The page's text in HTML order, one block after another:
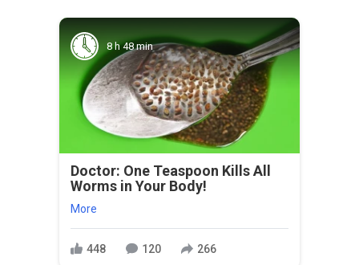
8 h 48 min
Doctor: One Teaspoon Kills All
Worms in Your Body!
More
448 120 266